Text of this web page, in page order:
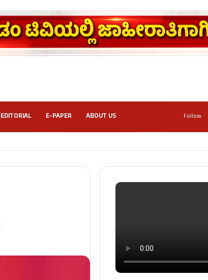
EDITORIAL E-PAPER ABOUT US Follow